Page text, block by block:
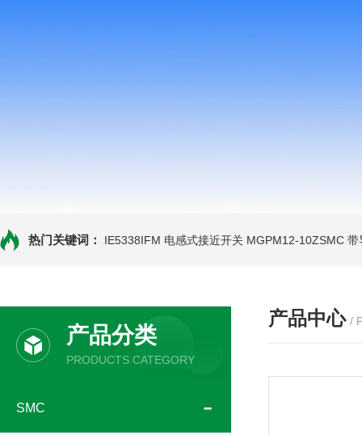
热门关键词： IE5338IFM 电感式接近开关 MGPM12-10ZSMC 带
产品分类
PRODUCTS CATEGORY
SMC
产品中心 /